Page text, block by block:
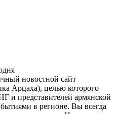
новостной сайт
Арцаха), целью которого
и представителей армянской
в регионе. Вы всегда